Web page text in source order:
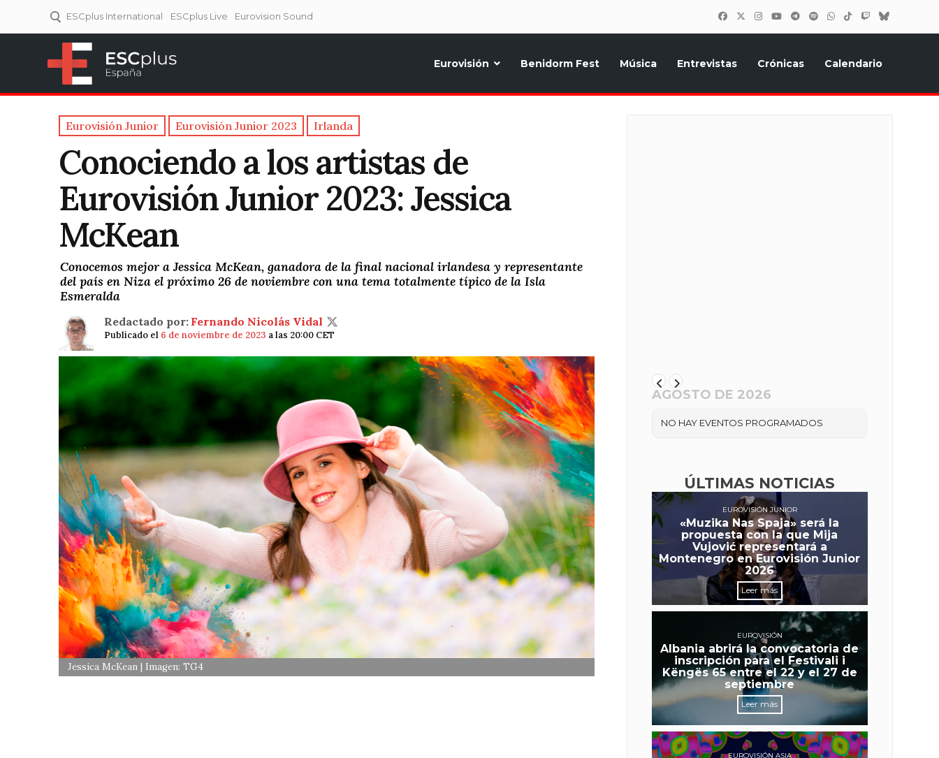
ESCplus International ESCplus Live Eurovision Sound
Eurovisión Benidorm Fest Música Entrevistas Crónicas Calendario
Eurovisión Junior Eurovisión Junior 2023 Irlanda
Conociendo a los artistas de
Eurovisión Junior 2023: Jessica
McKean
Conocemos mejor a Jessica McKean, ganadora de la final nacional irlandesa y representante
del país en Niza el próximo 26 de noviembre con una tema totalmente típico de la Isla
Esmeralda
Redactado por: Fernando Nicolás Vidal
Publicado el 6 de noviembre de 2023 a las 20:00 CET
Jessica McKean | Imagen: TG4
AGOSTO DE 2026
NO HAY EVENTOS PROGRAMADOS
ÚLTIMAS NOTICIAS
EUROVISIÓN JUNIOR
«Muzika Nas Spaja» será la
propuesta con la que Mija
Vujović representará a
Montenegro en Eurovisión Junior
2026
Leer más
EUROVISIÓN
Albania abrirá la convocatoria de
inscripción para el Festivali i
Këngës 65 entre el 22 y el 27 de
septiembre
Leer más
EUROVISIÓN ASIA